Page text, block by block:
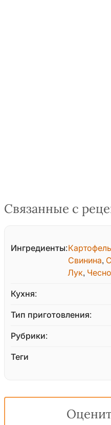
Связанные с
Ингредиенты:Картофель
Свинина,
Лук,
Кухня:
Тип приготовления:
Рубрики:
Теги